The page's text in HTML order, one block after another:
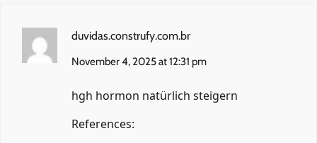
duvidas.construfy.com.br
November 4, 2025 at 12:31 pm
hgh hormon natürlich steigern
References: